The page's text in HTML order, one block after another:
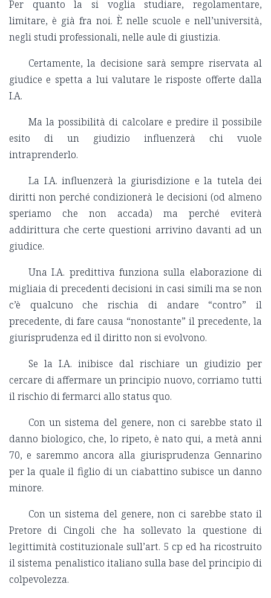
Per quanto la si voglia studiare, regolamentare,
limitare, è già fra noi. È nelle scuole e nell’università,
negli studi professionali, nelle aule di giustizia.
Certamente, la decisione sarà sempre riservata al
giudice e spetta a lui valutare le risposte offerte dalla
I.A.
Ma la possibilità di calcolare e predire il possibile
esito di un giudizio influenzerà chi vuole
intraprenderlo.
La I.A. influenzerà la giurisdizione e la tutela dei
diritti non perché condizionerà le decisioni (od almeno
speriamo che non accada) ma perché eviterà
addirittura che certe questioni arrivino davanti ad un
giudice.
Una I.A. predittiva funziona sulla elaborazione di
migliaia di precedenti decisioni in casi simili ma se non
c’è qualcuno che rischia di andare “contro” il
precedente, di fare causa “nonostante” il precedente, la
giurisprudenza ed il diritto non si evolvono.
Se la I.A. inibisce dal rischiare un giudizio per
cercare di affermare un principio nuovo, corriamo tutti
il rischio di fermarci allo status quo.
Con un sistema del genere, non ci sarebbe stato il
danno biologico, che, lo ripeto, è nato qui, a metà anni
70, e saremmo ancora alla giurisprudenza Gennarino
per la quale il figlio di un ciabattino subisce un danno
minore.
Con un sistema del genere, non ci sarebbe stato il
Pretore di Cingoli che ha sollevato la questione di
legittimità costituzionale sull’art. 5 cp ed ha ricostruito
il sistema penalistico italiano sulla base del principio di
colpevolezza.